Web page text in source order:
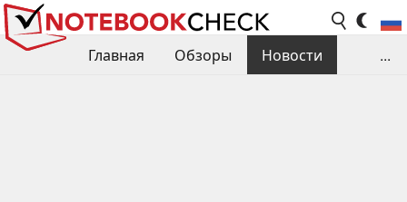
Главная Обзоры
Новости
...